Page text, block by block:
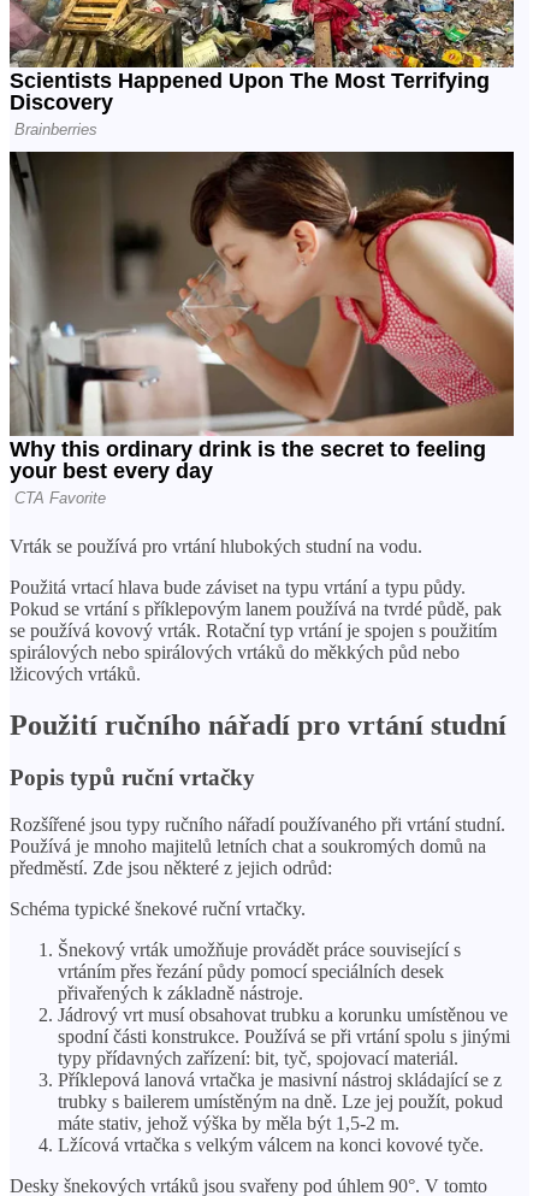
Vrták se používá pro vrtání hlubokých studní na vodu.
Použitá vrtací hlava bude záviset na typu vrtání a typu půdy.
Pokud se vrtání s příklepovým lanem používá na tvrdé půdě, pak
se používá kovový vrták. Rotační typ vrtání je spojen s použitím
spirálových nebo spirálových vrtáků do měkkých půd nebo
lžicových vrtáků.
Použití ručního nářadí pro vrtání studní
Popis typů ruční vrtačky
Rozšířené jsou typy ručního nářadí používaného při vrtání studní.
Používá je mnoho majitelů letních chat a soukromých domů na
předměstí. Zde jsou některé z jejich odrůd:
Schéma typické šnekové ruční vrtačky.
Šnekový vrták umožňuje provádět práce související s
vrtáním přes řezání půdy pomocí speciálních desek
přivařených k základně nástroje.
Jádrový vrt musí obsahovat trubku a korunku umístěnou ve
spodní části konstrukce. Používá se při vrtání spolu s jinými
typy přídavných zařízení: bit, tyč, spojovací materiál.
Příklepová lanová vrtačka je masivní nástroj skládající se z
trubky s bailerem umístěným na dně. Lze jej použít, pokud
máte stativ, jehož výška by měla být 1,5-2 m.
Lžícová vrtačka s velkým válcem na konci kovové tyče.
Desky šnekových vrtáků jsou svařeny pod úhlem 90°. V tomto